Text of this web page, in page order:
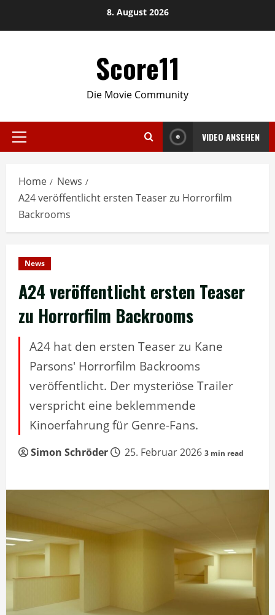
8. August 2026
Score11
Die Movie Community
Primary
VIDEO ANSEHEN
Home
News
A24 veröffentlicht ersten Teaser zu Horrorfilm
Backrooms
News
A24 veröffentlicht ersten Teaser
zu Horrorfilm Backrooms
A24 hat den ersten Teaser zu Kane
Parsons' Horrorfilm Backrooms
veröffentlicht. Der mysteriöse Trailer
verspricht eine beklemmende
Kinoerfahrung für Genre-Fans.
Simon Schröder 25. Februar 2026 3 min read